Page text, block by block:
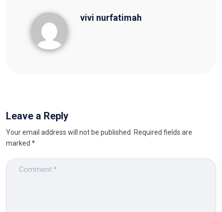
vivi nurfatimah
Leave a Reply
Your email address will not be published. Required fields are
marked *